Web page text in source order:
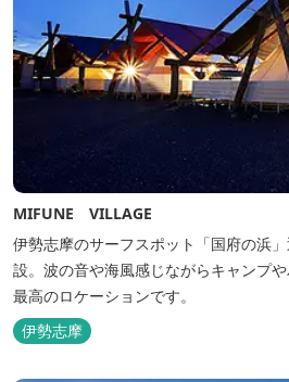
MIFUNE VILLAGE
伊勢志摩のサーフスポット「国府の浜
設。波の音や海風感じながらキャンプや
最高のロケーションです。
伊勢志摩